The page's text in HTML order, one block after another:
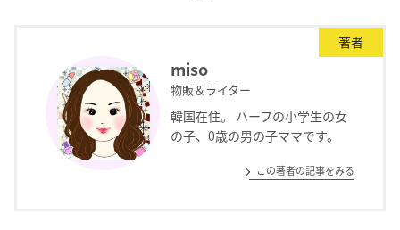
著者
miso
物販＆ライター
韓国在住。 ハーフの小学生の女
の子、0歳の男の子ママです。
この著者の記事をみる